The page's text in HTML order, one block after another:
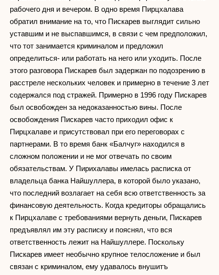
рабочего дня и вечером. В одно время Пирцхалава
обратил внимание на то, что Пискарев выглядит сильно
уставшим и не выспавшимся, в связи с чем предположил,
что тот занимается криминалом и предложил
определиться- или работать на него или уходить. После
этого разговора Пискарев был задержан по подозрению в
расстреле нескольких человек и примерно в течение 3 лет
содержался под стражей. Примерно в 1996 году Пискарев
был освобожден за недоказанностью вины. После
освобождения Пискарев часто приходил офис к
Пирцхалаве и присутствовал при его переговорах с
партнерами. В то время банк «Балчуг» находился в
сложном положении и не мог отвечать по своим
обязательствам. У Пирихалавы имелась расписка от
владельца банка Найшуллера, в которой было указано,
что последний возлагает на себя всю ответственность за
финансовую деятельность. Когда кредиторы обращались
к Пирцхалаве с требованиями вернуть деньги, Пискарев
предъявлял им эту расписку и пояснял, что вся
ответственность лежит на Найшуллере. Поскольку
Пискарев имеет необычно крупное телосложение и был
связан с криминалом, ему удавалось внушитъ